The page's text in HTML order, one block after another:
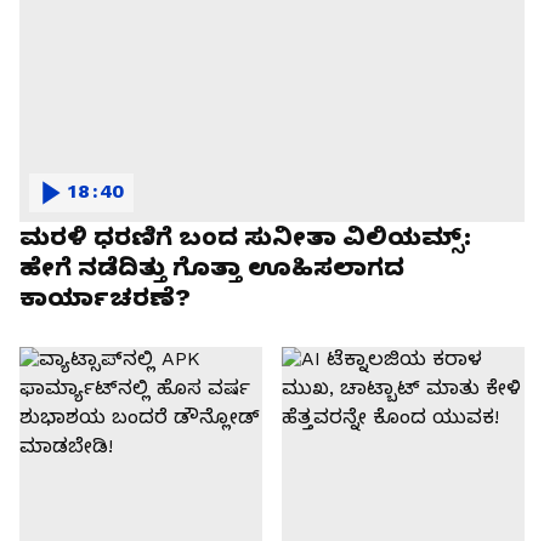
ಮರಳಿ ಧರಣಿಗೆ ಬಂದ ಸುನೀತಾ ವಿಲಿಯಮ್ಸ್:
ಹೇಗೆ ನಡೆದಿತ್ತು ಗೊತ್ತಾ ಊಹಿಸಲಾಗದ
ಕಾರ್ಯಾಚರಣೆ?
18:40